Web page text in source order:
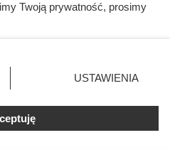
okrążeniu: zamek ściskają
a w środku narasta
Twoją prywatność, prosimy
lewym dolnym rogu strony
danych nie wymagają
prawo sprzeciwić się
będą miały
USTAWIENIA